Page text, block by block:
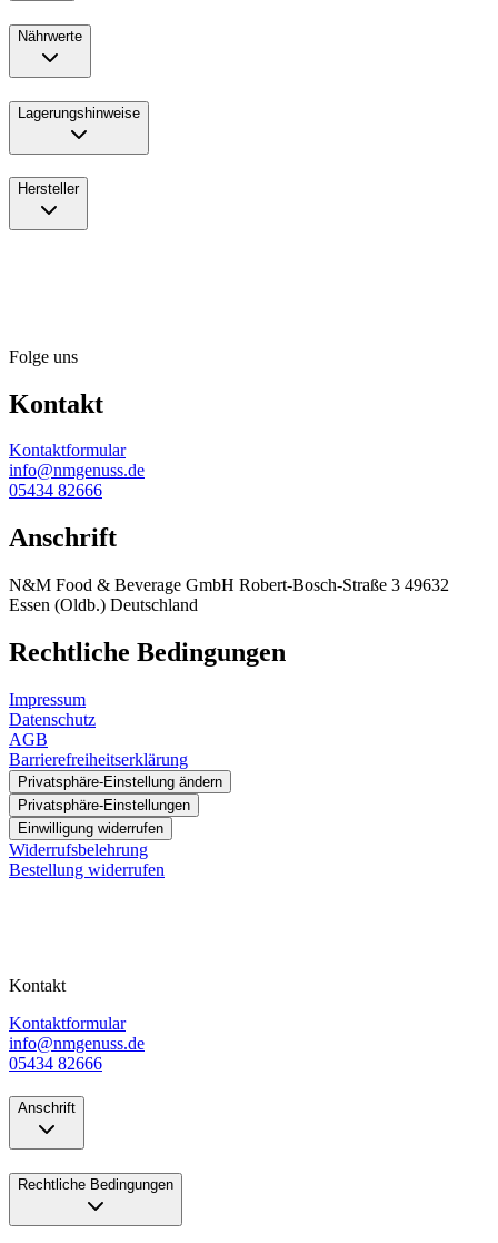
Nährwerte
Lagerungshinweise
Hersteller
Folge uns
Kontakt
Kontaktformular
info@nmgenuss.de
05434 82666
Anschrift
N&M Food & Beverage GmbH Robert-Bosch-Straße 3 49632
Essen (Oldb.) Deutschland
Rechtliche Bedingungen
Impressum
Datenschutz
AGB
Barrierefreiheitserklärung
Privatsphäre-Einstellung ändern
Privatsphäre-Einstellungen
Einwilligung widerrufen
Widerrufsbelehrung
Bestellung widerrufen
Kontakt
Kontaktformular
info@nmgenuss.de
05434 82666
Anschrift
Rechtliche Bedingungen